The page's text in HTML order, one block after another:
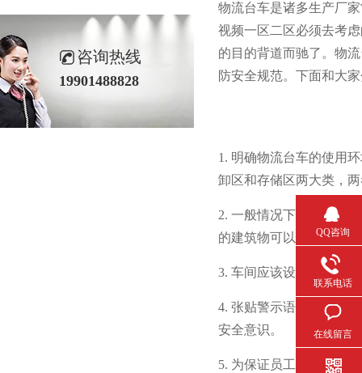
物流台车是诸多生产厂家
视频一区二区必须去考虑
的目的背道而驰了。物
防安全规范。下面和大
1. 明确物流台车的使用环
卸区和存储区两大类，
2. 一般情况下物流配送中
的建筑物可以采取再敷一
3. 车间应该设置完整的消防
4. 张贴警示语，小小的警
安全意识。
5. 为保证员工安全意识的
咨询热线
19901488828
QQ咨询
联系电话
在线留言